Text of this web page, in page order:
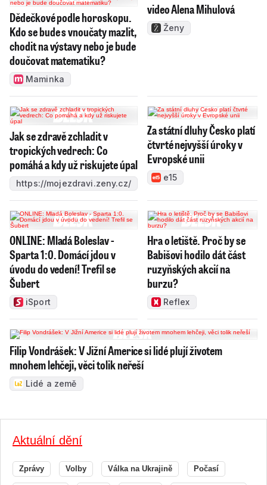
Dědečkové podle horoskopu.
Kdo se bude s vnoučaty mazlit,
chodit na výstavy nebo je bude
doučovat matematiku?
Maminka
video Alena Mihulová
Ženy
Jak se zdravě zchladit v
tropických vedrech: Co
pomáhá a kdy už riskujete úpal
https://mojezdravi.zeny.cz/
Za státní dluhy Česko platí
čtvrté nejvyšší úroky v
Evropské unii
e15
ONLINE: Mladá Boleslav -
Sparta 1:0. Domácí jdou v
úvodu do vedení! Trefil se
Šubert
iSport
Hra o letiště. Proč by se
Babišovi hodilo dát část
ruzyňských akcií na
burzu?
Reflex
Filip Vondrášek: V Jižní Americe si lidé plují životem
mnohem lehčeji, věci tolik neřeší
Lidé a země
Aktuální dění
Zprávy Volby Válka na Ukrajině Počasí